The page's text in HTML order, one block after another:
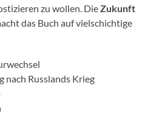
zu wollen. DieZukunft
das Buch auf vielschichtige
nach Russlands Krieg